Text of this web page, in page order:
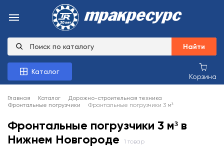
Найти
Каталог
Корзина
Главная Каталог
Дорожно-строительная техника
Фронтальные погрузчики
Фронтальные погрузчики 3 м³
Фронтальные погрузчики 3 м³ в
Нижнем Новгороде
1 товар